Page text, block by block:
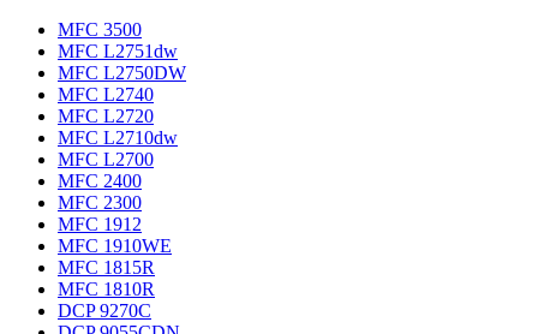
MFC 3500
MFC L2751dw
MFC L2750DW
MFC L2740
MFC L2720
MFC L2710dw
MFC L2700
MFC 2400
MFC 2300
MFC 1912
MFC 1910WE
MFC 1815R
MFC 1810R
DCP 9270C